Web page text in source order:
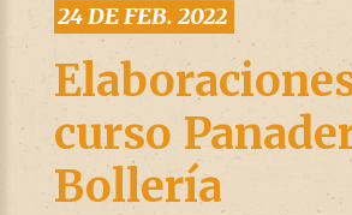
24 DE FEB. 2022
curso
Bollería